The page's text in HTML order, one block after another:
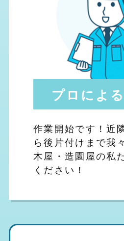
プロによ
作業開始です！近
ら後片付けまで我
木屋・造園屋の私
ください！